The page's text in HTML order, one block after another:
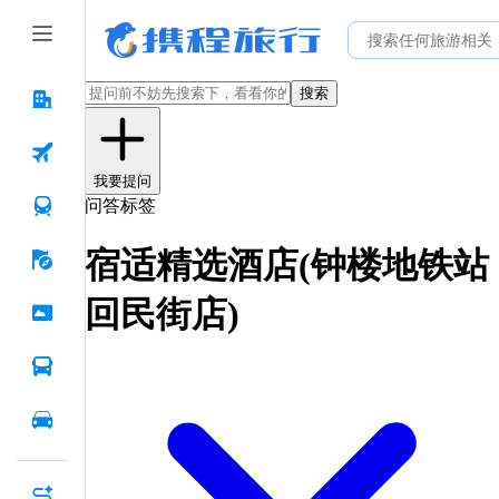
搜索
我要提问
问答标签
宿适精选酒店(钟楼地铁站
回民街店)